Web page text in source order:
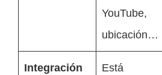
YouTube,
ubicación…
Integración
Está